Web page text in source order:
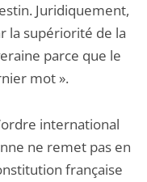
Juridiquement,
la supériorité de la
parce que le
mot ».
international
ne remet pas en
française